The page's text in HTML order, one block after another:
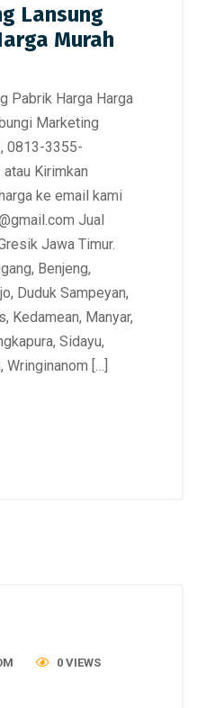
Lansung
Murah
Pabrik Harga Harga
Marketing
0813-3355-
Kirimkan
ke email kami
Jual
Jawa Timur.
Benjeng,
Duduk Sampeyan,
Kedamean, Manyar,
Sidayu,
Wringinanom […]
0 VIEWS